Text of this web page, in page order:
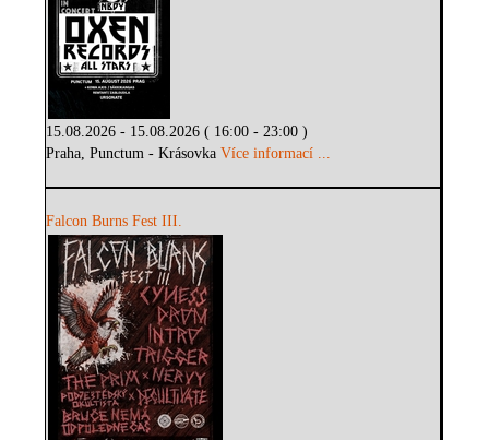
15.08.2026 - 15.08.2026 ( 16:00 - 23:00 )
Praha, Punctum - KrásovkaVíce informací ...
Falcon Burns Fest III.